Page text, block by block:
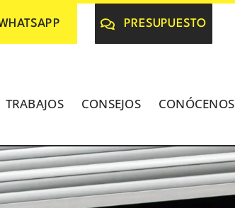
PRESUPUESTO
TRABAJOS CONSEJOS CONÓCENOS